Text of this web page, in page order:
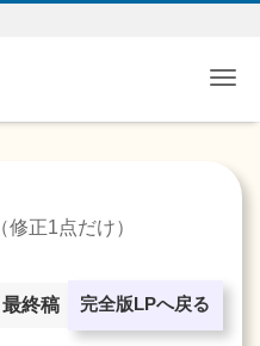
正1点だけ）
最終稿 完全版LPへ戻る